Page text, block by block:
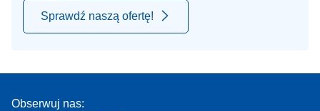
Sprawdź naszą ofertę!
Obserwuj nas: